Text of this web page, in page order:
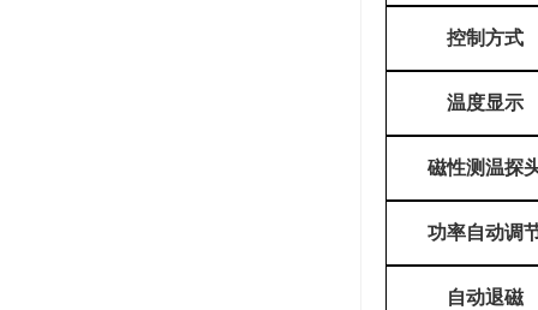
控制方式
温度显示
磁性测温探
功率自动调
自动退磁